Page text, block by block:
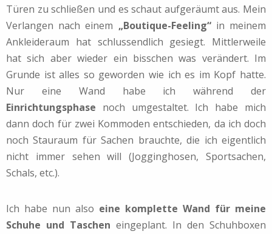
Türen zu schließen und es schaut aufgeräumt aus. Mein
Verlangen nach einem „Boutique-Feeling“in meinem
Ankleideraum hat schlussendlich gesiegt. Mittlerweile
hat sich aber wieder ein bisschen was verändert. Im
Grunde ist alles so geworden wie ich es im Kopf hatte.
Nur eine Wand habe ich während der
Einrichtungsphase noch umgestaltet. Ich habe mich
dann doch für zwei Kommoden entschieden, da ich doch
noch Stauraum für Sachen brauchte, die ich eigentlich
nicht immer sehen will (Jogginghosen, Sportsachen,
Schals, etc.).
Ich habe nun also eine komplette Wand für meine
Schuhe und Taschen eingeplant. In den Schuhboxen